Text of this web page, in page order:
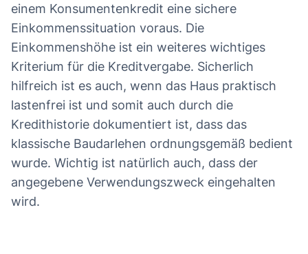
einem Konsumentenkredit eine sichere
Einkommenssituation voraus. Die
Einkommenshöhe ist ein weiteres wichtiges
Kriterium für die Kreditvergabe. Sicherlich
hilfreich ist es auch, wenn das Haus praktisch
lastenfrei ist und somit auch durch die
Kredithistorie dokumentiert ist, dass das
klassische Baudarlehen ordnungsgemäß bedient
wurde. Wichtig ist natürlich auch, dass der
angegebene Verwendungszweck eingehalten
wird.